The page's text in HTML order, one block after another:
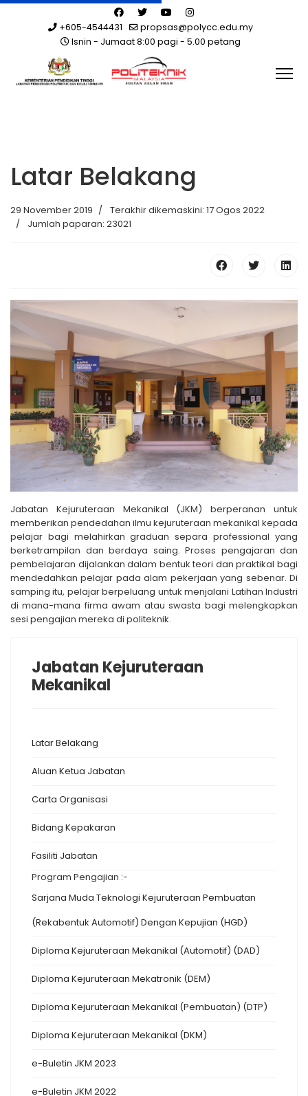
+605-4544431
propsas@polycc.edu.my
Isnin - Jumaat 8:00 pagi - 5.00 petang
Latar Belakang
29 November 2019
Terakhir dikemaskini: 17 Ogos 2022
Jumlah paparan: 23021
Jabatan Kejuruteraan Mekanikal (JKM) berperanan untuk
memberikan pendedahan ilmu kejuruteraan mekanikal kepada
pelajar bagi melahirkan graduan separa professional yang
berketrampilan dan berdaya saing. Proses pengajaran dan
pembelajaran dijalankan dalam bentuk teori dan praktikal bagi
mendedahkan pelajar pada alam pekerjaan yang sebenar. Di
samping itu, pelajar berpeluang untuk menjalani Latihan Industri
di mana-mana firma awam atau swasta bagi melengkapkan
sesi pengajian mereka di politeknik.
Jabatan Kejuruteraan
Mekanikal
Latar Belakang
Aluan Ketua Jabatan
Carta Organisasi
Bidang Kepakaran
Fasiliti Jabatan
Program Pengajian :-
Sarjana Muda Teknologi Kejuruteraan Pembuatan
(Rekabentuk Automotif) Dengan Kepujian (HGD)
Diploma Kejuruteraan Mekanikal (Automotif) (DAD)
Diploma Kejuruteraan Mekatronik (DEM)
Diploma Kejuruteraan Mekanikal (Pembuatan) (DTP)
Diploma Kejuruteraan Mekanikal (DKM)
e-Buletin JKM 2023
e-Buletin JKM 2022